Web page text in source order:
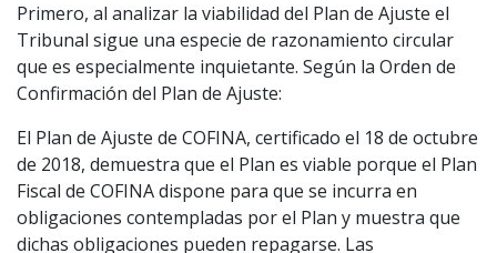
Primero, al analizar la viabilidad del Plan de Ajuste el
Tribunal sigue una especie de razonamiento circular
que es especialmente inquietante. Según la Orden de
Confirmación del Plan de Ajuste:
El Plan de Ajuste de COFINA, certificado el 18 de octubre
de 2018, demuestra que el Plan es viable porque el Plan
Fiscal de COFINA dispone para que se incurra en
obligaciones contempladas por el Plan y muestra que
dichas obligaciones pueden repagarse. Las